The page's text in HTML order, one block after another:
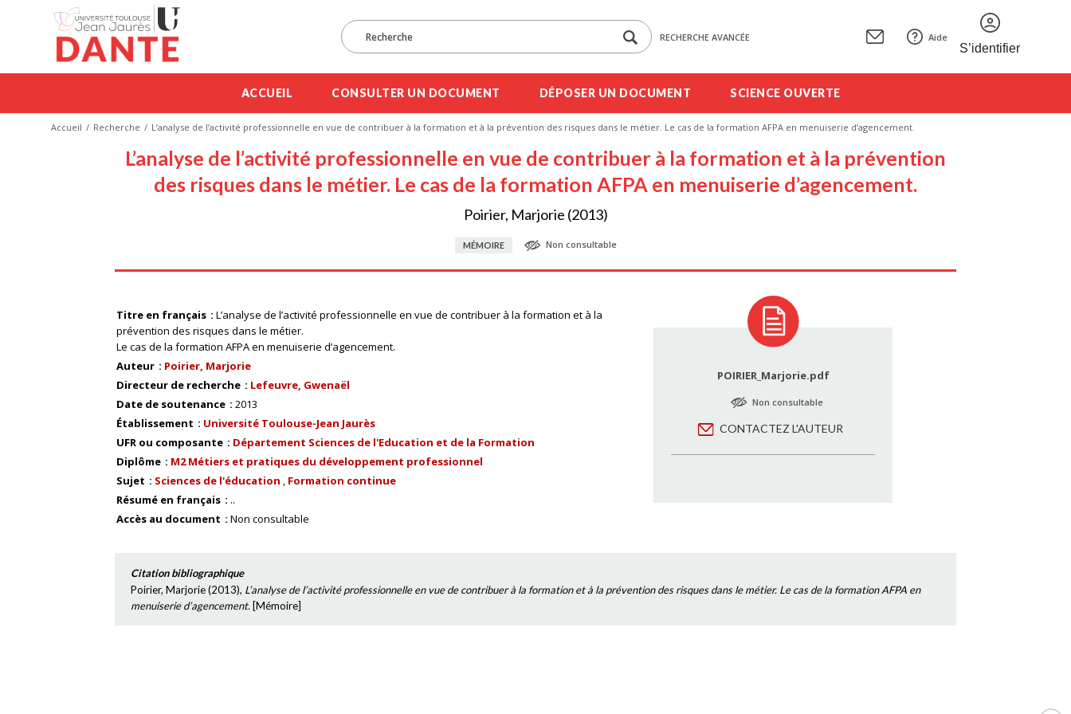
RECHERCHE AVANCÉE Aide
S’identifier
ACCUEIL CONSULTER UN DOCUMENT DÉPOSER UN DOCUMENT SCIENCE OUVERTE
Accueil Recherche L’analyse de l’activité professionnelle en vue de contribuer à la formation et à la prévention des risques dans le métier. Le cas de la formation AFPA en menuiserie d’agencement.
L’analyse de l’activité professionnelle en vue de contribuer à la formation et à la prévention
des risques dans le métier. Le cas de la formation AFPA en menuiserie d’agencement.
Poirier, Marjorie (2013)
MÉMOIRE Non consultable
Titre en français
L’analyse de l’activité professionnelle en vue de contribuer à la formation et à la
prévention des risques dans le métier.
Le cas de la formation AFPA en menuiserie d’agencement.
Auteur
Poirier, Marjorie
Directeur de recherche
Lefeuvre, Gwenaël
Date de soutenance
2013
Établissement
Université Toulouse-Jean Jaurès
UFR ou composante
Département Sciences de l'Education et de la Formation
Diplôme
M2 Métiers et pratiques du développement professionnel
Sujet
Sciences de l'éducation
Formation continue
Résumé en français
..
Accès au document
Non consultable
POIRIER_Marjorie.pdf
Non consultable
CONTACTEZ L'AUTEUR
Citation bibliographique
Poirier, Marjorie(2013), L’analyse de l’activité professionnelle en vue de contribuer à la formation et à la prévention des risques dans le métier. Le cas de la formation AFPA en
menuiserie d’agencement. [Mémoire]